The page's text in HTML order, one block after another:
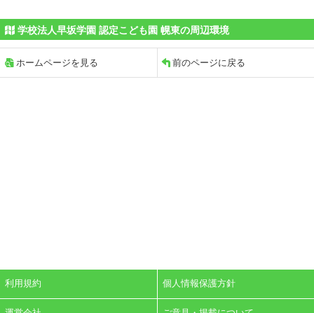
学校法人早坂学園 認定こども園 幌東の周辺環境
ホームページを見る 前のページに戻る
利用規約 個人情報保護方針